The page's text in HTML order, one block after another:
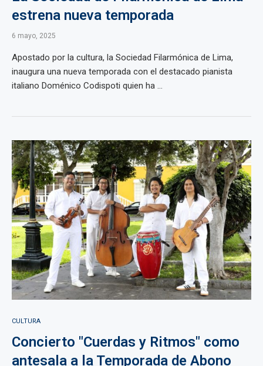
estrena nueva temporada
6 mayo, 2025
Apostado por la cultura, la Sociedad Filarmónica de Lima,
inaugura una nueva temporada con el destacado pianista
italiano Doménico Codispoti quien ha ...
CULTURA
Concierto "Cuerdas y Ritmos" como
antesala a la Temporada de Abono